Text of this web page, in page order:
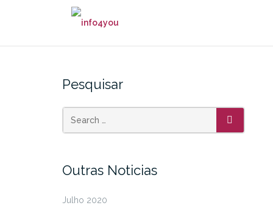
Pesquisar
SEARCH
Outras Noticias
Julho 2020